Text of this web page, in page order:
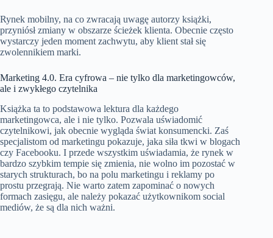
Rynek mobilny, na co zwracają uwagę autorzy książki,
przyniósł zmiany w obszarze ścieżek klienta. Obecnie często
wystarczy jeden moment zachwytu, aby klient stał się
zwolennikiem marki.
Marketing 4.0. Era cyfrowa – nie tylko dla marketingowców,
ale i zwykłego czytelnika
Książka ta to podstawowa lektura dla każdego
marketingowca, ale i nie tylko. Pozwala uświadomić
czytelnikowi, jak obecnie wygląda świat konsumencki. Zaś
specjalistom od marketingu pokazuje, jaka siła tkwi w blogach
czy Facebooku. I przede wszystkim uświadamia, że rynek w
bardzo szybkim tempie się zmienia, nie wolno im pozostać w
starych strukturach, bo na polu marketingu i reklamy po
prostu przegrają. Nie warto zatem zapominać o nowych
formach zasięgu, ale należy pokazać użytkownikom social
mediów, że są dla nich ważni.